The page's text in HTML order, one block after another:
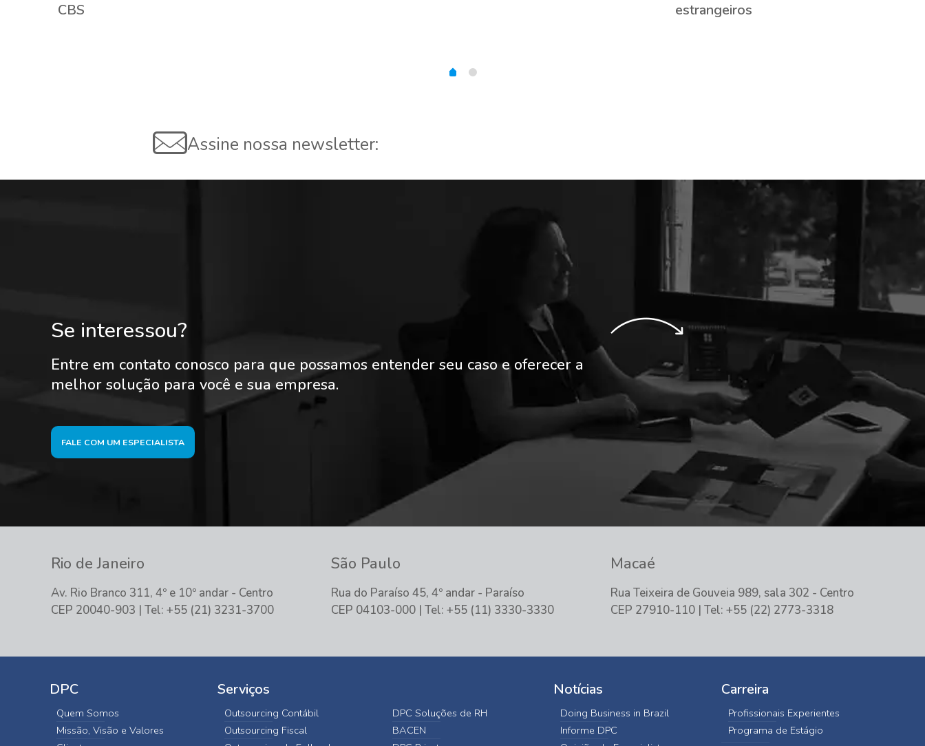
CBS
estrangeiros
Assine nossa newsletter:
Se interessou?
Entre em contato conosco para que possamos entender seu caso e oferecer a
melhor solução para você e sua empresa.
FALE COM UM ESPECIALISTA
Rio de Janeiro
Av. Rio Branco 311, 4º e 10º andar - Centro
CEP 20040-903 | Tel: +55 (21) 3231-3700
São Paulo
Rua do Paraíso 45, 4º andar - Paraíso
CEP 04103-000 | Tel: +55 (11) 3330-3330
Macaé
Rua Teixeira de Gouveia 989, sala 302 - Centro
CEP 27910-110 | Tel: +55 (22) 2773-3318
DPC
Quem Somos
Missão, Visão e Valores
Serviços
Outsourcing Contábil
Outsourcing Fiscal
DPC Soluções de RH
BACEN
Notícias
Doing Business in Brazil
Informe DPC
Carreira
Profissionais Experientes
Programa de Estágio